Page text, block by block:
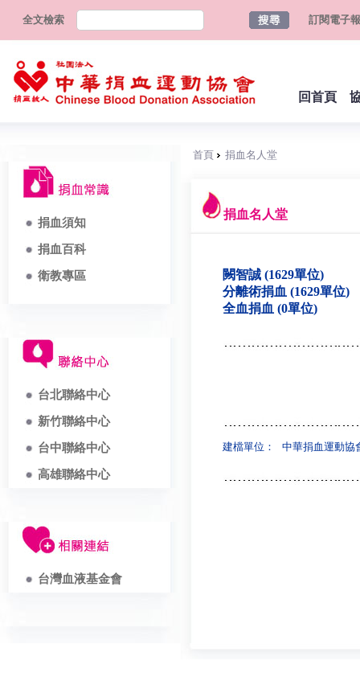
全文檢索 訂閱電子報
回首頁
捐血須知
捐血百科
衛教專區
台北聯絡中心
新竹聯絡中心
台中聯絡中心
高雄聯絡中心
台灣血液基金會
首頁 捐血名人堂
捐血名人堂
闕智誠 (1629單位)
分離術捐血 (1629單位)
全血捐血 (0單位)
建檔單位： 中華捐血運動協